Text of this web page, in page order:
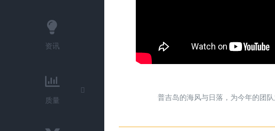
资讯
质量 普吉岛的海风与日落，为今年的团